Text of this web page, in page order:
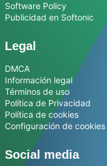
Software Policy
Publicidad en Softonic
Legal
DMCA
Información legal
Términos de uso
Política de Privacidad
Política de cookies
Configuración de cookies
Social media